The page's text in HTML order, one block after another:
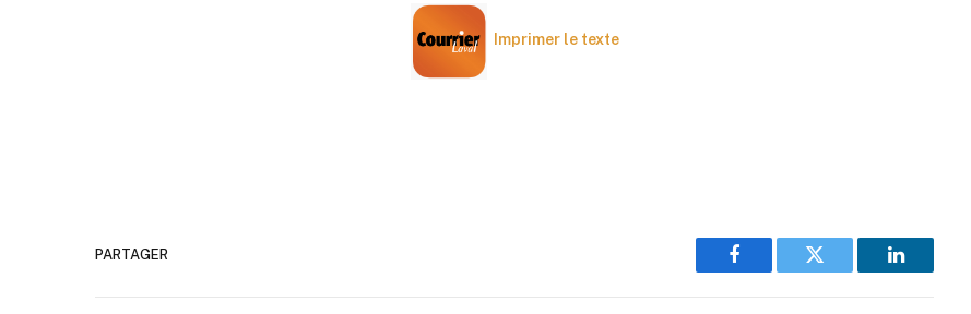
Imprimer le texte
PARTAGER
Facebook Twitter LinkedIn